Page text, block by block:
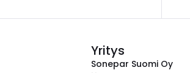
Yritys
Sonepar Suomi Oy